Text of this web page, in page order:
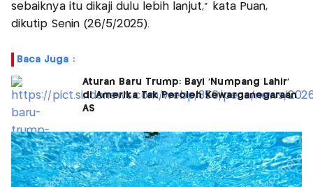
sebaiknya itu dikaji dulu lebih lanjut," kata Puan,
dikutip Senin (26/5/2025).
Baca Juga :
Aturan Baru Trump: Bayi 'Numpang Lahir'
di Amerika Tak Peroleh Kewarganegaraan
AS